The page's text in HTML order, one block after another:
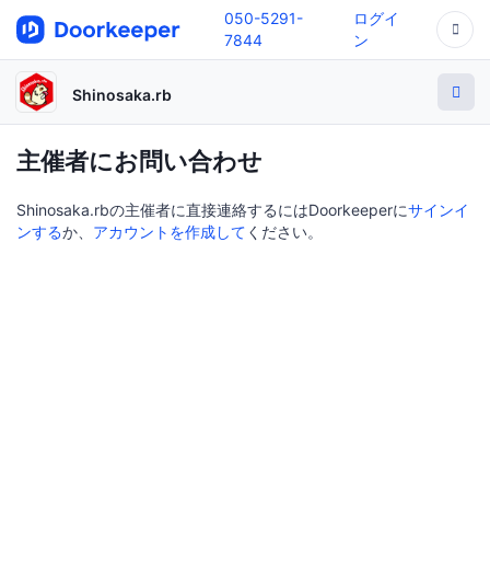
050-5291-
7844
ログイ
ン
Shinosaka.rb
主催者にお問い合わせ
Shinosaka.rbの主催者に直接連絡するにはDoorkeeperにサインイ
ンするか、 アカウントを作成して ください。